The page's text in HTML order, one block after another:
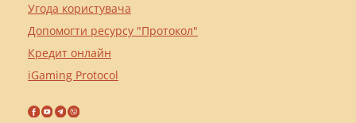
Угода користувача
Допомогти ресурсу "Протокол"
Кредит онлайн
iGaming Protocol